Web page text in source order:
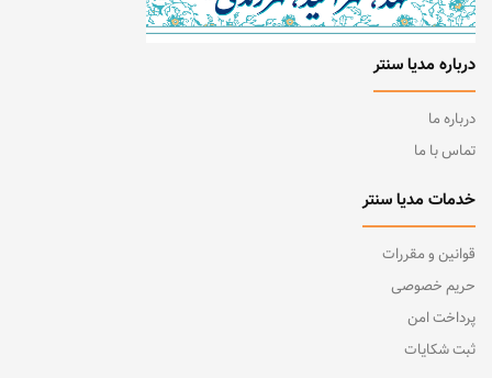
درباره مدیا سنتر
درباره ما
تماس با ما
خدمات مدیا سنتر
قوانین و مقررات
حریم خصوصی
پرداخت امن
ثبت شکایات